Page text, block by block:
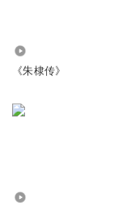
《朱棣传》